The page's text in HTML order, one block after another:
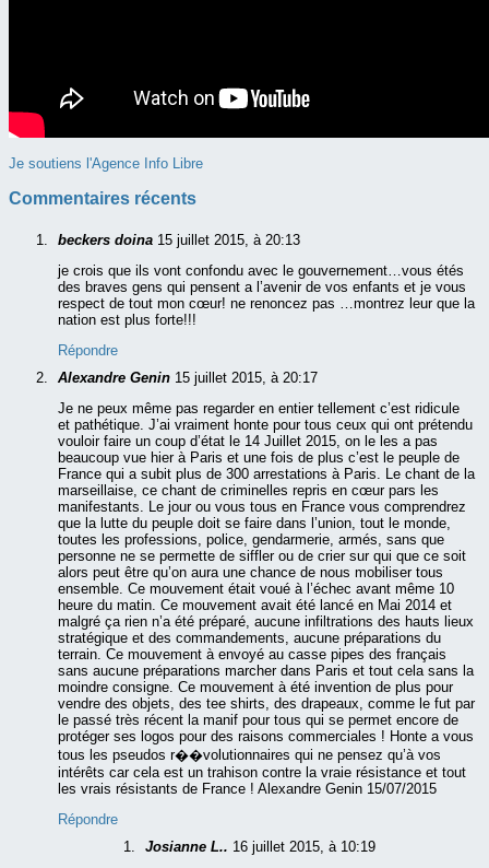
Je soutiens l'Agence Info Libre
Commentaires récents
beckers doina 15 juillet 2015, à 20:13
je crois que ils vont confondu avec le gouvernement…vous étés
des braves gens qui pensent a l’avenir de vos enfants et je vous
respect de tout mon cœur! ne renoncez pas …montrez leur que la
nation est plus forte!!!
Répondre
Alexandre Genin 15 juillet 2015, à 20:17
Je ne peux même pas regarder en entier tellement c’est ridicule
et pathétique. J’ai vraiment honte pour tous ceux qui ont prétendu
vouloir faire un coup d’état le 14 Juillet 2015, on le les a pas
beaucoup vue hier à Paris et une fois de plus c’est le peuple de
France qui a subit plus de 300 arrestations à Paris. Le chant de la
marseillaise, ce chant de criminelles repris en cœur pars les
manifestants. Le jour ou vous tous en France vous comprendrez
que la lutte du peuple doit se faire dans l’union, tout le monde,
toutes les professions, police, gendarmerie, armés, sans que
personne ne se permette de siffler ou de crier sur qui que ce soit
alors peut être qu’on aura une chance de nous mobiliser tous
ensemble. Ce mouvement était voué à l’échec avant même 10
heure du matin. Ce mouvement avait été lancé en Mai 2014 et
malgré ça rien n’a été préparé, aucune infiltrations des hauts lieux
stratégique et des commandements, aucune préparations du
terrain. Ce mouvement à envoyé au casse pipes des français
sans aucune préparations marcher dans Paris et tout cela sans la
moindre consigne. Ce mouvement à été invention de plus pour
vendre des objets, des tee shirts, des drapeaux, comme le fut par
le passé très récent la manif pour tous qui se permet encore de
protéger ses logos pour des raisons commerciales ! Honte a vous
tous les pseudos r��volutionnaires qui ne pensez qu’à vos
intérêts car cela est un trahison contre la vraie résistance et tout
les vrais résistants de France ! Alexandre Genin 15/07/2015
Répondre
Josianne L.. 16 juillet 2015, à 10:19